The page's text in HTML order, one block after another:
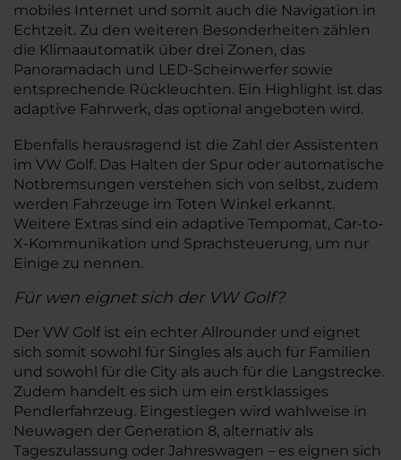
mobiles Internet und somit auch die Navigation in
Echtzeit. Zu den weiteren Besonderheiten zählen
die Klimaautomatik über drei Zonen, das
Panoramadach und LED-Scheinwerfer sowie
entsprechende Rückleuchten. Ein Highlight ist das
adaptive Fahrwerk, das optional angeboten wird.
Ebenfalls herausragend ist die Zahl der Assistenten
im VW Golf. Das Halten der Spur oder automatische
Notbremsungen verstehen sich von selbst, zudem
werden Fahrzeuge im Toten Winkel erkannt.
Weitere Extras sind ein adaptive Tempomat, Car-to-
X-Kommunikation und Sprachsteuerung, um nur
Einige zu nennen.
Für wen eignet sich der VW Golf?
Der VW Golf ist ein echter Allrounder und eignet
sich somit sowohl für Singles als auch für Familien
und sowohl für die City als auch für die Langstrecke.
Zudem handelt es sich um ein erstklassiges
Pendlerfahrzeug. Eingestiegen wird wahlweise in
Neuwagen der Generation 8, alternativ als
Tageszulassung oder Jahreswagen – es eignen sich